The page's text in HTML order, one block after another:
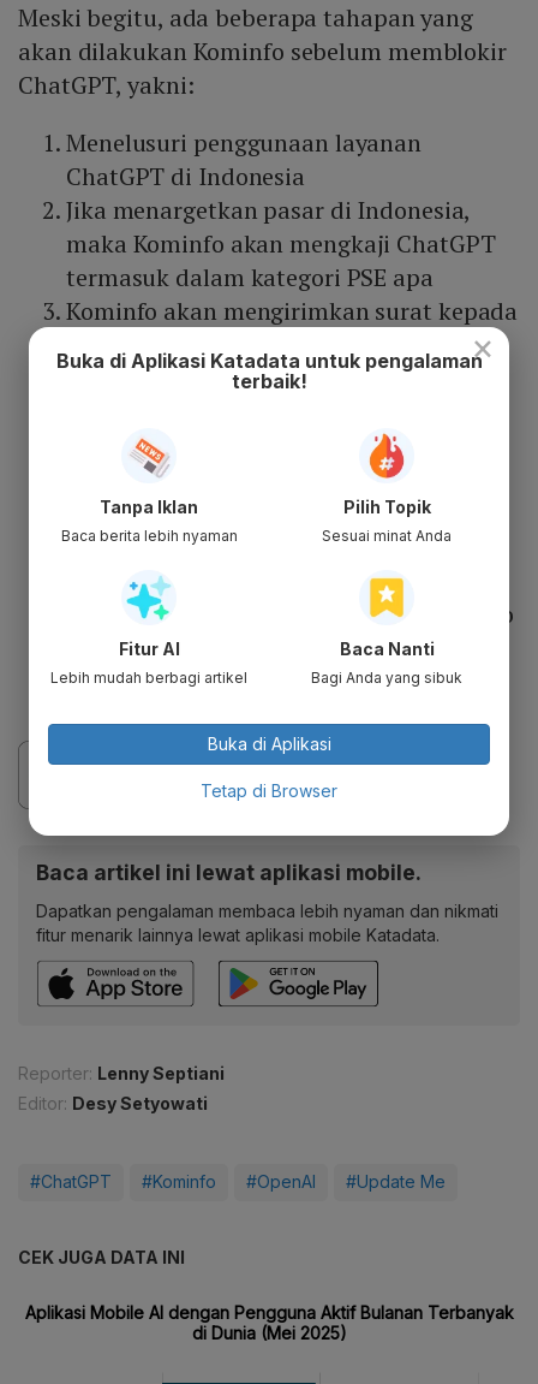
Meski begitu, ada beberapa tahapan yang
akan dilakukan Kominfo sebelum memblokir
ChatGPT, yakni:
Menelusuri penggunaan layanan
ChatGPT di Indonesia
Jika menargetkan pasar di Indonesia,
maka Kominfo akan mengkaji ChatGPT
termasuk dalam kategori PSE apa
Kominfo akan mengirimkan surat kepada
OpenAI jika termasuk dalam PSE wajib
daftar
ditentukan, maka Kominfo akan
memberikan teguran
Jika sudah ditegur tidak juga mendaftar,
maka Kominfo akan memberlakukan
denda
Jika tidak mendaftar juga, maka Kominfo
akan melakukan blokir
Blokir akan dibuka jika PSE mendaftar
Baca artikel ini lewat aplikasi mobile.
Dapatkan pengalaman membaca lebih nyaman dan nikmati
fitur menarik lainnya lewat aplikasi mobile Katadata.
Reporter: Lenny Septiani
Editor: Desy Setyowati
#ChatGPT #Kominfo #OpenAI #Update Me
CEK JUGA DATA INI
×
Buka di Aplikasi Katadata untuk pengalaman
terbaik!
Tanpa Iklan
Baca berita lebih nyaman
Pilih Topik
Sesuai minat Anda
Fitur AI
Lebih mudah berbagi artikel
Baca Nanti
Bagi Anda yang sibuk
Buka di Aplikasi
Tetap di Browser